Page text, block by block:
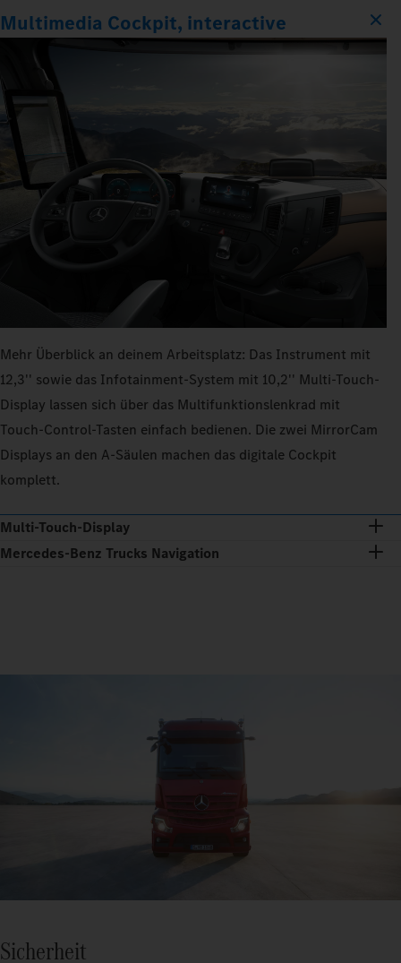
Multimedia Cockpit, interactive
Mehr Überblick an deinem Arbeitsplatz: Das Instrument mit
12,3'' sowie das Infotainment-System mit 10,2'' Multi‑Touch-
Display lassen sich über das Multifunktionslenkrad mit
Touch‑Control-Tasten einfach bedienen. Die zwei MirrorCam
Displays an den A‑Säulen machen das digitale Cockpit
komplett.
Multi-Touch-Display
Mercedes‑Benz Trucks Navigation
Sicherheit